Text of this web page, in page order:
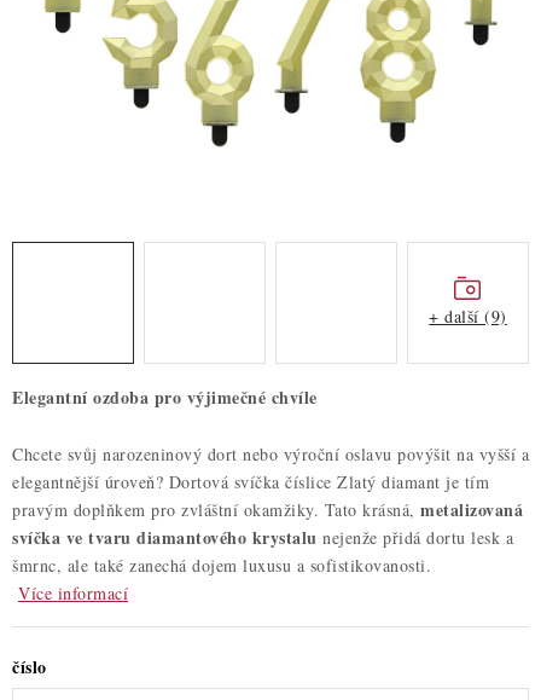
DÁRKOVÉ POUKAZY
TÉMATICKÉ PRODUKTY
Hodnocení obchodu
Blog
Moje objednávka
Podmínky ochrany osobních údajů
Elegantní ozdoba pro výjimečné chvíle
Chcete svůj narozeninový dort nebo výroční oslavu povýšit na vyšší a
elegantnější úroveň? Dortová svíčka číslice Zlatý diamant je tím
pravým doplňkem pro zvláštní okamžiky. Tato krásná, metalizovaná
svíčka ve tvaru diamantového krystalu nejenže přidá dortu lesk a
šmrnc, ale také zanechá dojem luxusu a sofistikovanosti.
Více informací
číslo
+ další (9)